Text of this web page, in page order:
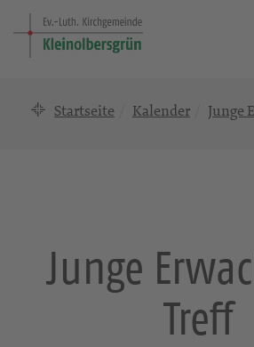
Startseite Kalender Junge
Junge
Treff